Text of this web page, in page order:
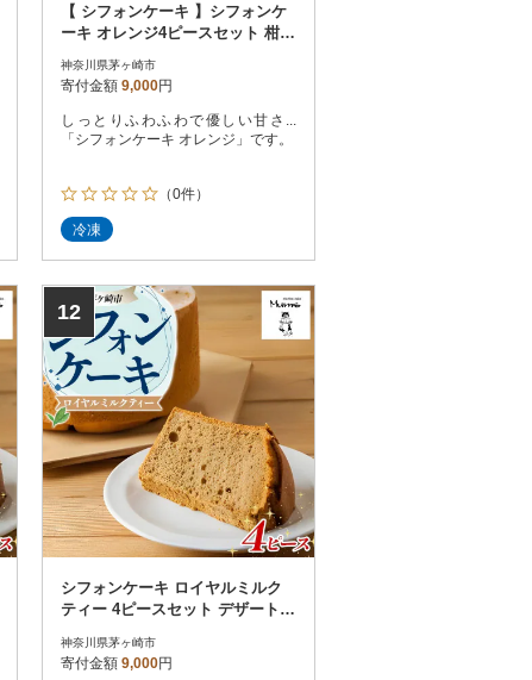
【 シフォンケーキ 】シフォンケ
ーキ オレンジ4ピースセット 柑橘
神奈川県茅ヶ崎市
寄付金額 9,000円
しっとりふわふわで優しい甘さ...
「シフォンケーキ オレンジ」です。
（0件）
冷凍
12
シフォンケーキ ロイヤルミルク
ティー 4ピースセット デザート
神奈川県茅ヶ崎市
寄付金額 9,000円